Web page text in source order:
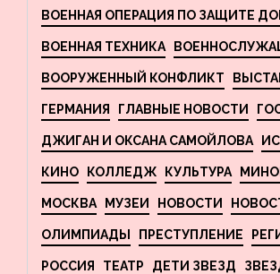
ВОЕННАЯ ОПЕРАЦИЯ ПО ЗАЩИТЕ
ВОЕННАЯ ТЕХНИКА
ВООРУЖЕННЫЙ КОНФЛИКТ
ГЕРМАНИЯ ГЛАВНЫЕ НОВОСТИ
ДЖИГАН И ОКСАНА САМОЙЛОВА
КИНО КОЛЛЕДЖ КУЛЬТУРА
МОСКВА МУЗЕИ НОВОСТИ
ОЛИМПИАДЫ ПРЕСТУПЛЕНИЕ
РОССИЯ ТЕАТР ДЕТИ ЗВЕЗД